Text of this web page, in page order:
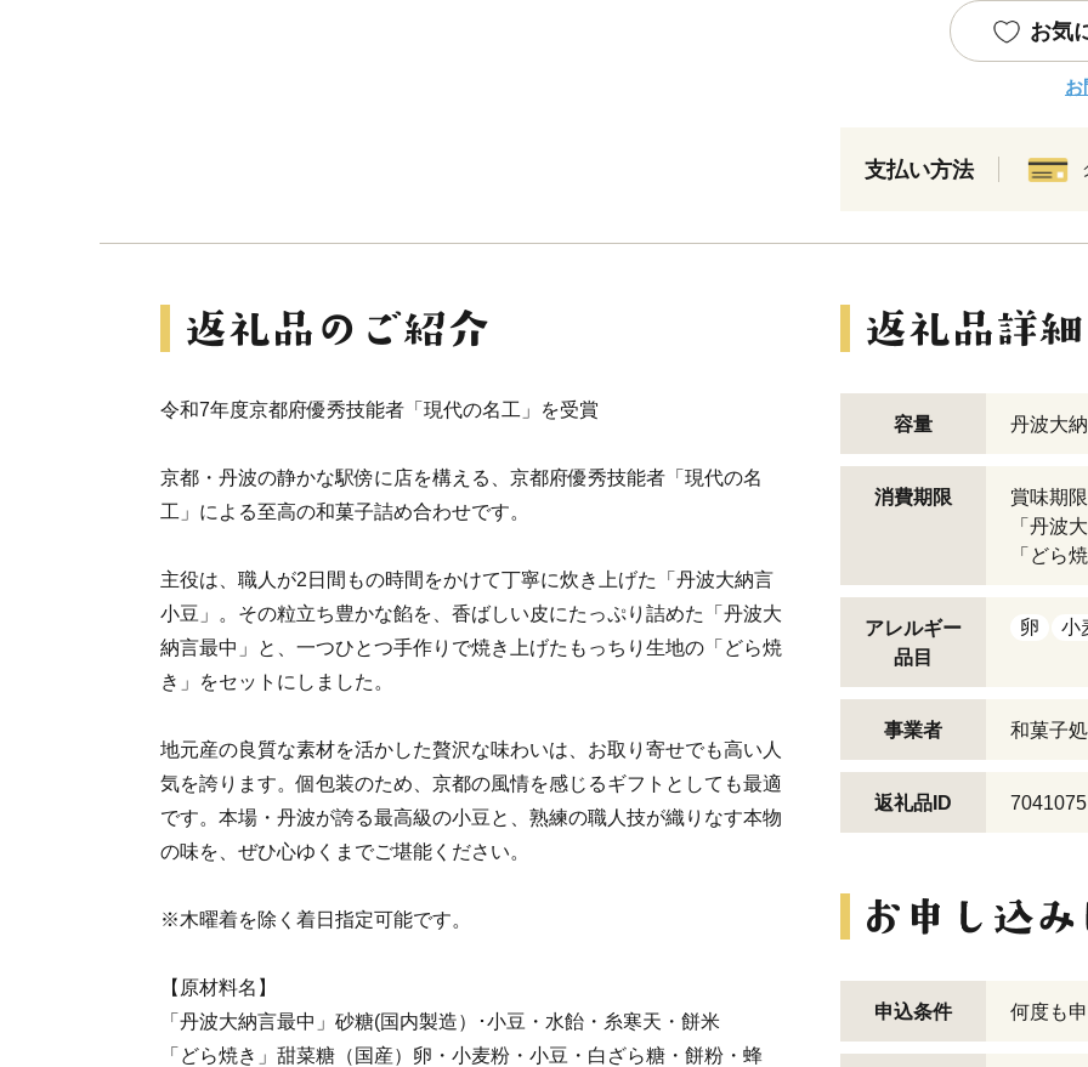
お気
お
支払い方法
令和7年度京都府優秀技能者「現代の名工」を受賞
京都・丹波の静かな駅傍に店を構える、京都府優秀技能者「現代の名
工」による至高の和菓子詰め合わせです。
主役は、職人が2日間もの時間をかけて丁寧に炊き上げた「丹波大納言
小豆」。その粒立ち豊かな餡を、香ばしい皮にたっぷり詰めた「丹波大
納言最中」と、一つひとつ手作りで焼き上げたもっちり生地の「どら焼
き」をセットにしました。
地元産の良質な素材を活かした贅沢な味わいは、お取り寄せでも高い人
気を誇ります。個包装のため、京都の風情を感じるギフトとしても最適
です。本場・丹波が誇る最高級の小豆と、熟練の職人技が織りなす本物
の味を、ぜひ心ゆくまでご堪能ください。
※木曜着を除く着日指定可能です。
【原材料名】
「丹波大納言最中」砂糖(国内製造）･小豆・水飴・糸寒天・餅米
「どら焼き」甜菜糖（国産）卵・小麦粉・小豆・白ざら糖・餅粉・蜂
容量 丹波大
消費期限
賞味期限
「丹波
「どら
アレルギー
品目
卵 小
事業者 和菓子
返礼品ID 7041075
申込条件 何度も